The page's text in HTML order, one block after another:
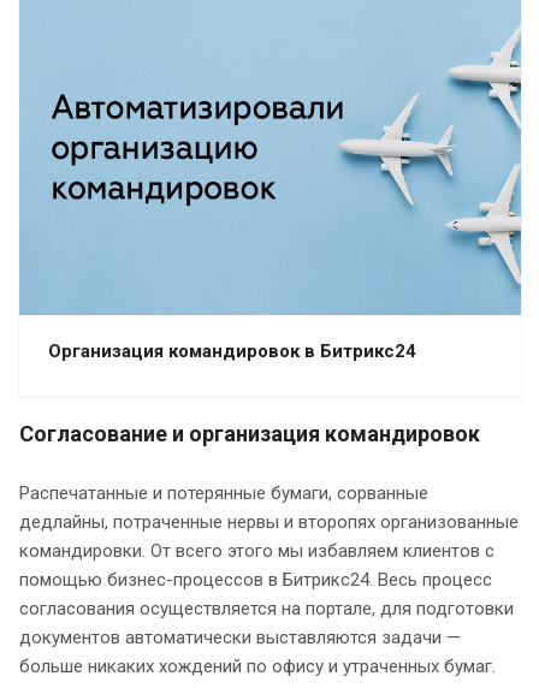
Организация командировок в Битрикс24
Согласование и организация командировок
Распечатанные и потерянные бумаги, сорванные
дедлайны, потраченные нервы и второпях организованные
командировки. От всего этого мы избавляем клиентов с
помощью бизнес-процессов в Битрикс24. Весь процесс
согласования осуществляется на портале, для подготовки
документов автоматически выставляются задачи —
больше никаких хождений по офису и утраченных бумаг.